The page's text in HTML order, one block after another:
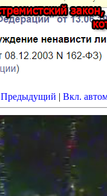
Предыдущий | Вкл.